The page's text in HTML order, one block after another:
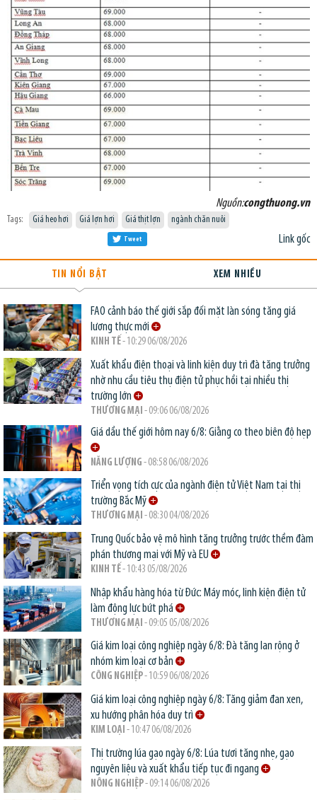
Nguồn:congthuong.vn
Tags: Giá heo hơi Giá lợn hơi Giá thịt lợn ngành chăn nuôi
Link gốc
Tweet
TIN NỔI BẬT XEM NHIỀU
FAO cảnh báo thế giới sắp đối mặt làn sóng tăng giá
lương thực mới
KINH TẾ- 10:29 06/08/2026
Xuất khẩu điện thoại và linh kiện duy trì đà tăng trưởng
nhờ nhu cầu tiêu thụ điện tử phục hồi tại nhiều thị
trường lớn
THƯƠNG MẠI - 09:06 06/08/2026
Giá dầu thế giới hôm nay 6/8: Giằng co theo biên độ hẹp
NĂNG LƯỢNG - 08:58 06/08/2026
Triển vọng tích cực của ngành điện tử Việt Nam tại thị
trường Bắc Mỹ
THƯƠNG MẠI - 08:30 04/08/2026
Trung Quốc bảo vệ mô hình tăng trưởng trước thềm đàm
phán thương mại với Mỹ và EU
KINH TẾ- 10:43 05/08/2026
Nhập khẩu hàng hóa từ Đức: Máy móc, linh kiện điện tử
làm động lực bứt phá
THƯƠNG MẠI - 09:05 05/08/2026
Giá kim loại công nghiệp ngày 6/8: Đà tăng lan rộng ở
nhóm kim loại cơ bản
CÔNG NGHIỆP- 10:59 06/08/2026
Giá kim loại công nghiệp ngày 6/8: Tăng giảm đan xen,
xu hướng phân hóa duy trì
KIM LOẠI - 10:47 06/08/2026
Thị trường lúa gạo ngày 6/8: Lúa tươi tăng nhẹ, gạo
nguyên liệu và xuất khẩu tiếp tục đi ngang
NÔNG NGHIỆP- 09:14 06/08/2026